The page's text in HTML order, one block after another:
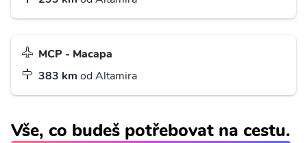
MCP - Macapa
383 km od Altamira
Vše, co budeš potřebovat na cestu.